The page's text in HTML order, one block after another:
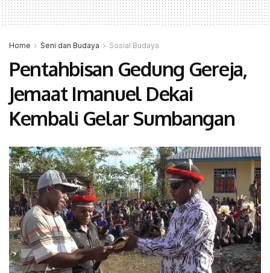
Home Seni dan Budaya Sosial Budaya
Pentahbisan Gedung Gereja,
Jemaat Imanuel Dekai
Kembali Gelar Sumbangan